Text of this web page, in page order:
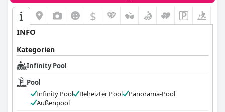
$
INFO
Kategorien
Infinity Pool
Pool
Infinity Pool
Beheizter Pool
Panorama-Pool
Außenpool